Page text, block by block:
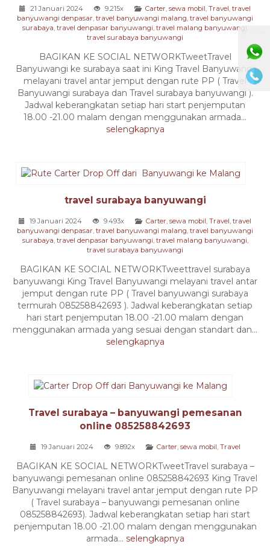
21 Januari 2024 9.215x Carter, sewa mobil, Travel, travel
banyuwangi denpasar, travel banyuwangi malang, travel banyuwangi
surabaya, travel denpasar banyuwangi, travel malang banyuwangi,
travel surabaya banyuwangi
BAGIKAN KE SOCIAL NETWORKTweetTravel
Banyuwangi ke surabaya saat ini King Travel Banyuwangi
melayani travel antar jemput dengan rute PP ( Travel
Banyuwangi surabaya dan Travel surabaya banyuwangi ).
Jadwal keberangkatan setiap hari start penjemputan
18.00 -21.00 malam dengan menggunakan armada...
selengkapnya
travel surabaya banyuwangi
19 Januari 2024 9.493x Carter, sewa mobil, Travel, travel
banyuwangi denpasar, travel banyuwangi malang, travel banyuwangi
surabaya, travel denpasar banyuwangi, travel malang banyuwangi,
travel surabaya banyuwangi
BAGIKAN KE SOCIAL NETWORKTweettravel surabaya
banyuwangi King Travel Banyuwangi melayani travel antar
jemput dengan rute PP ( Travel banyuwangi surabaya
termurah 085258842693 ). Jadwal keberangkatan setiap
hari start penjemputan 18.00 -21.00 malam dengan
menggunakan armada yang sesuai dengan standart dan...
selengkapnya
Travel surabaya – banyuwangi pemesanan
online 085258842693
19 Januari 2024 9.892x Carter, sewa mobil, Travel
BAGIKAN KE SOCIAL NETWORKTweetTravel surabaya –
banyuwangi pemesanan online 085258842693 King Travel
Banyuwangi melayani travel antar jemput dengan rute PP
( Travel surabaya – banyuwangi pemesanan online
085258842693). Jadwal keberangkatan setiap hari start
penjemputan 18.00 -21.00 malam dengan menggunakan
armada... selengkapnya
⚫ Online